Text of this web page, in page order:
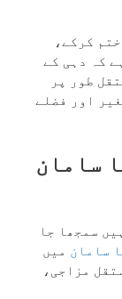
کرکے،
کہ دہی کے
طور پر
اور فضلے
سامان
سمجھا جا
سامان میں
مزاجی،